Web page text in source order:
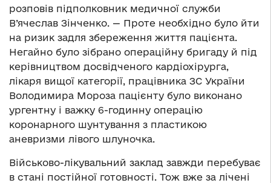
розповів підполковник медичної служби
В’ячеслав Зінченко. — Проте необхідно було йти
на ризик задля збереження життя пацієнта.
Негайно було зібрано операційну бригаду й під
керівництвом досвідченого кардіохірурга,
лікаря вищої категорії, працівника ЗС України
Володимира Мороза пацієнту було виконано
ургентну і важку 6-годинну операцію
коронарного шунтування з пластикою
аневризми лівого шлуночка.
Військово-лікувальний заклад завжди перебуває
в стані постійної готовності. Тож вже за лічені